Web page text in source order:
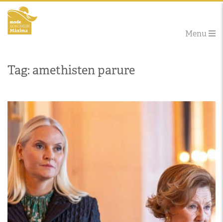
Menu
Tag: amethisten parure